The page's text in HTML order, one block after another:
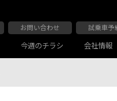
お問い合わせ 試乗車予
今週のチラシ 会社情報